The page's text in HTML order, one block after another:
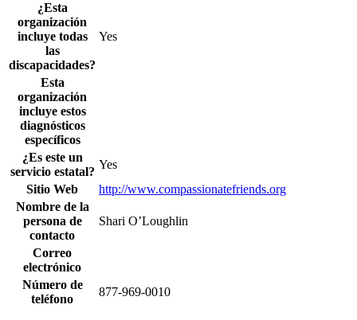
¿Esta
organización
incluye todas
las
discapacidades?
Yes
Esta
organización
incluye estos
diagnósticos
específicos
¿Es este un
servicio estatal?
Yes
Sitio Web
http://www.compassionatefriends.org
Nombre de la
persona de
contacto
Shari O’Loughlin
Correo
electrónico
Número de
teléfono
877-969-0010